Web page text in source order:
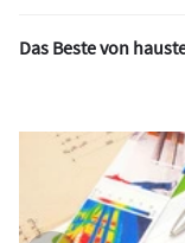
Das Beste von